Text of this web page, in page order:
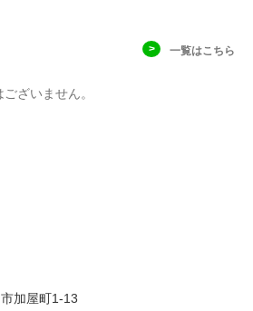
一覧はこちら
ざいません。
加屋町1-13